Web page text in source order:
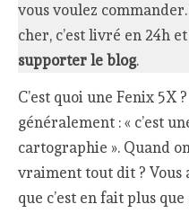
vous voulez
cher, c’est livré en 24h
supporter le blog.
C’est quoi une Fenix 5X
généralement : « c’est
cartographie ». Quand
vraiment tout dit ? Vous
que c’est en fait plus que